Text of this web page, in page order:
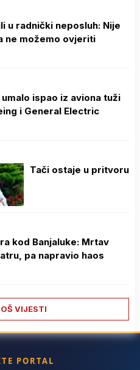
u radnički neposluh: Nije
ne možemo ovjeriti
ispao iz aviona tuži
i General Electric
Tači ostaje u pritvoru
kod Banjaluke: Mrtav
pa napravio haos
VIJESTI
PORTAL